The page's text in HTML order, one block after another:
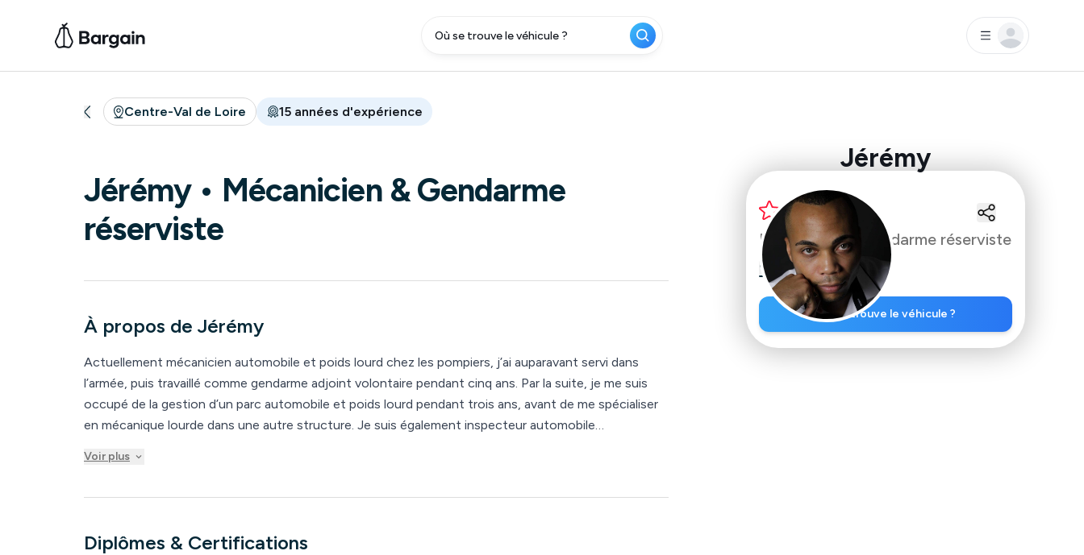
Centre-Val de Loire 15 années d'expérience
Jérémy• Mécanicien & Gendarme
réserviste
À propos de Jérémy
Actuellement mécanicien automobile et poids lourd chez les pompiers, j’ai auparavant servi dans
l’armée, puis travaillé comme gendarme adjoint volontaire pendant cinq ans. Par la suite, je me suis
occupé de la gestion d’un parc automobile et poids lourd pendant trois ans, avant de me spécialiser
en mécanique lourde dans une autre structure. Je suis également inspecteur automobile
d’intervention. J’ai aussi eu l’opportunité de réaliser des missions de remplacement en mécanique
Voir plus
Diplômes & Certifications
Jérémy
4.3(2)
Mécanicien & Gendarme réserviste
18
%commission
Où se trouve le véhicule ?